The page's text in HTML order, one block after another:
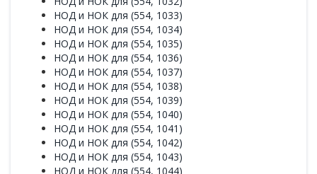
НОД и НОК для (554, 1033)
НОД и НОК для (554, 1034)
НОД и НОК для (554, 1035)
НОД и НОК для (554, 1036)
НОД и НОК для (554, 1037)
НОД и НОК для (554, 1038)
НОД и НОК для (554, 1039)
НОД и НОК для (554, 1040)
НОД и НОК для (554, 1041)
НОД и НОК для (554, 1042)
НОД и НОК для (554, 1043)
НОД и НОК для (554, 1044)